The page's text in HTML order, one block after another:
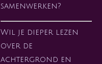
samenwerken?
Wil je dieper lezen
over de
achtergrond en